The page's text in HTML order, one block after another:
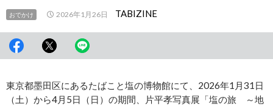
おでかけ 2026年1月26日 TABIZINE
東京都墨田区にあるたばこと塩の博物館にて、2026年1月31日
（土）から4月5日（日）の期間、片平孝写真展「塩の旅 ～地